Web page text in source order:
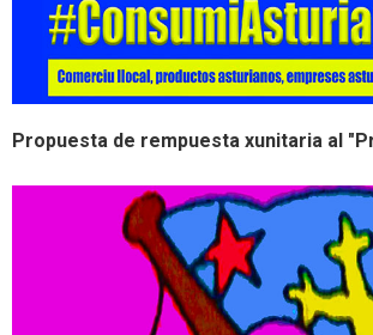
Propuesta de rempuesta xunitaria al